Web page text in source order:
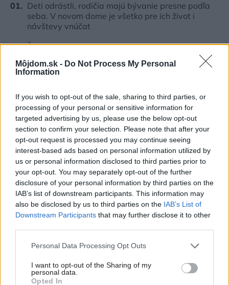
Môjdom.sk - Do Not Process My Personal
Information
If you wish to opt-out of the sale, sharing to third parties, or
processing of your personal or sensitive information for
targeted advertising by us, please use the below opt-out
section to confirm your selection. Please note that after your
opt-out request is processed you may continue seeing
interest-based ads based on personal information utilized by
us or personal information disclosed to third parties prior to
your opt-out. You may separately opt-out of the further
disclosure of your personal information by third parties on the
IAB’s list of downstream participants. This information may
also be disclosed by us to third parties on the IAB’s List of
Downstream Participants that may further disclose it to other
Please note that this website/app uses one or more Google
not limited to your visit or usage behaviour. You may click to
grant or deny consent to Google and its third-party tags to
Personal Data Processing Opt Outs
I want to opt-out of the Sharing of my
personal data.
Opted In
Deti odrástli, rodičia majú bývanie presne podľa
seba. V novom dome je všetko pre ich život i
návštevy vnúčat
Žije pri lese, chová sliepky a uspáva ju rieka.
Miestni remeselníci vytvorili bývanie, ktoré vyzerá
ako malý raj
stereotyp, bývanie vyzerá ako z filmov svojského
režiséra
Kedysi boli veľkým trendom, dnes sa im radšej
vyhnite. Týchto 7 vecí robí vašu obývačku
zastaralou
V dome v lese vyriešili známy problém. Dvaja
majitelia v ňom majú dosť súkromia aj miesto pre
spoločný čas